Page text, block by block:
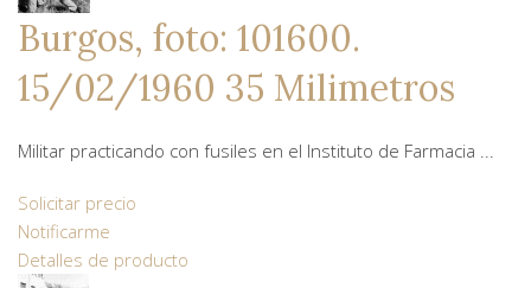
Burgos, foto: 101600.
15/02/1960 35 Milimetros
Militar practicando con fusiles en el Instituto de Farmacia ...
Solicitar precio
Notificarme
Detalles de producto